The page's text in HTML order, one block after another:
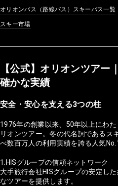
オリオンバス（路線バス）スキーバス一覧
スキー市場
【公式】オリオンツアー
確かな実績
安全・安心を支える3つの柱
1976年の創業以来、50年以上にわ
リオンツアー。冬の代名詞であるス
べ数百万人の利用実績を誇る人気
1.HISグループの信頼ネットワーク
大手旅行会社HISグループの安定し
なツアーを提供します。